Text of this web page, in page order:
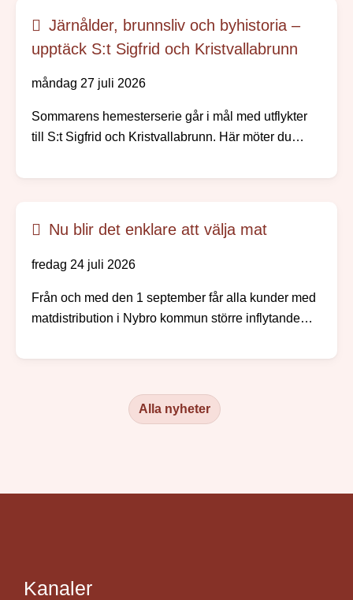
Järnålder, brunnsliv och byhistoria –
upptäck S:t Sigfrid och Kristvallabrunn
måndag 27 juli 2026
Sommarens hemesterserie går i mål med utflykter
till S:t Sigfrid och Kristvallabrunn. Här möter du
järnåldershistoria, gamla prästgårdar och minnen
Nu blir det enklare att välja mat
fredag 24 juli 2026
Från och med den 1 september får alla kunder med
matdistribution i Nybro kommun större inflytande
kommer kunden kunna börja göra sina egna val.
Alla nyheter
Kanaler